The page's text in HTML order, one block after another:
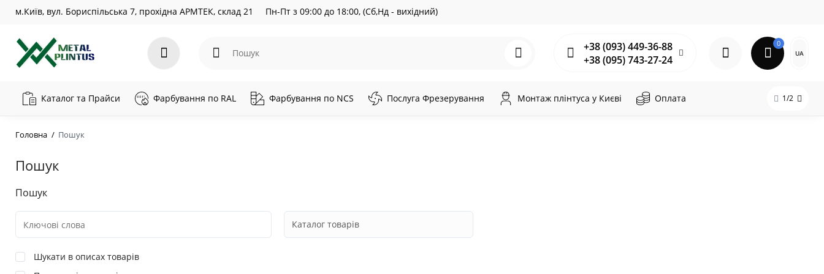
м.Київ, вул. Бориспільська 7, прохідна АРМТЕК, склад 21 Пн-Пт з 09:00 до 18:00, (Сб,Нд - вихідний)
+38 (093) 449-36-88
+38 (095) 743-27-24
0
UA
Каталог та Прайси Фарбування по RAL Фарбування по NCS Послуга Фрезерування Монтаж плінтуса у Києві Оплата 1/2
Головна Пошук
Пошук
Пошук
Шукати в описах товарів